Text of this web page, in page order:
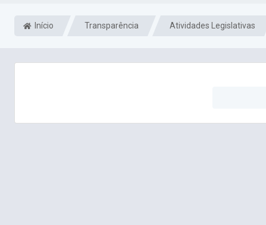
Início Transparência Atividades Legislativas